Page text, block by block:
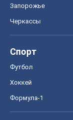
Запорожье
Черкассы
Спорт
Футбол
Хоккей
Формула-1